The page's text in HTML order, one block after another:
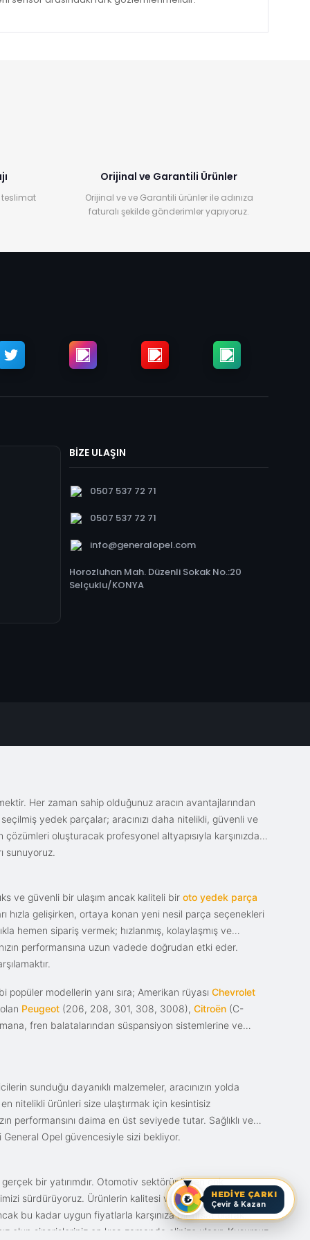
teslimat
Orijinal ve Garantili Ürünler
Orijinal ve ve Garantili ürünler ile adınıza
faturalı şekilde gönderimler yapıyoruz.
BİZE ULAŞIN
0507 537 72 71
0507 537 72 71
info@generalopel.com
Horozluhan Mah. Düzenli Sokak No.:20
Selçuklu/KONYA
HEDİYE ÇARKI
Çevir & Kazan
Her zaman sahip olduğunuz aracın avantajlarından
yedek parçalar; aracınızı daha nitelikli, güvenli ve
oluşturacak profesyonel altyapısıyla karşınızda.
sunuyoruz.
ve güvenli bir ulaşım ancak kaliteli bir oto yedek parça
gelişirken, ortaya konan yeni nesil parça seçenekleri
hemen sipariş vermek; hızlanmış, kolaylaşmış ve
performansına uzun vadede doğrudan etki eder.
modellerin yanı sıra; Amerikan rüyası Chevrolet
Peugeot (206, 208, 301, 308, 3008), Citroën (C-
fren balatalarından süspansiyon sistemlerine ve
sunduğu dayanıklı malzemeler, aracınızın yolda
nitelikli ürünleri size ulaştırmak için kesintisiz
performansını daima en üst seviyede tutar. Sağlıklı ve
Opel güvencesiyle sizi bekliyor.
bir yatırımdır. Otomotiv sektörünün en çok
sürdürüyoruz. Ürünlerin kalitesi ve bunun fiyat karşılığı
bu kadar uygun fiyatlarla karşınıza bir fırsat olarak
olun siparişleriniz en kısa zamanda elinize ulaşır. Kusursuz